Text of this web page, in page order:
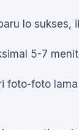
lo sukses,
5-7
foto-foto